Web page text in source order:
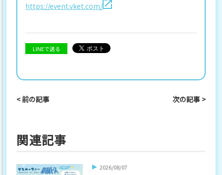
https://event.vket.com/
LINEで送る
< 前の記事 次の記事 >
関連記事
2026/08/07